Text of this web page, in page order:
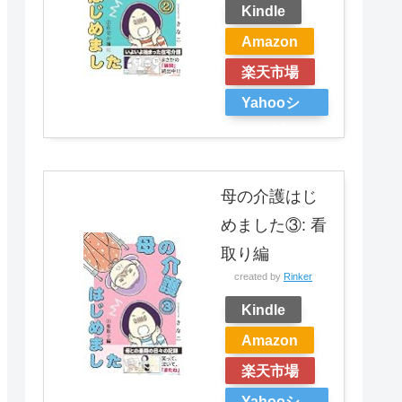
Kindle
Amazon
楽天市場
Yahooシ
母の介護はじ
めました③: 看
取り編
created by Rinker
Kindle
Amazon
楽天市場